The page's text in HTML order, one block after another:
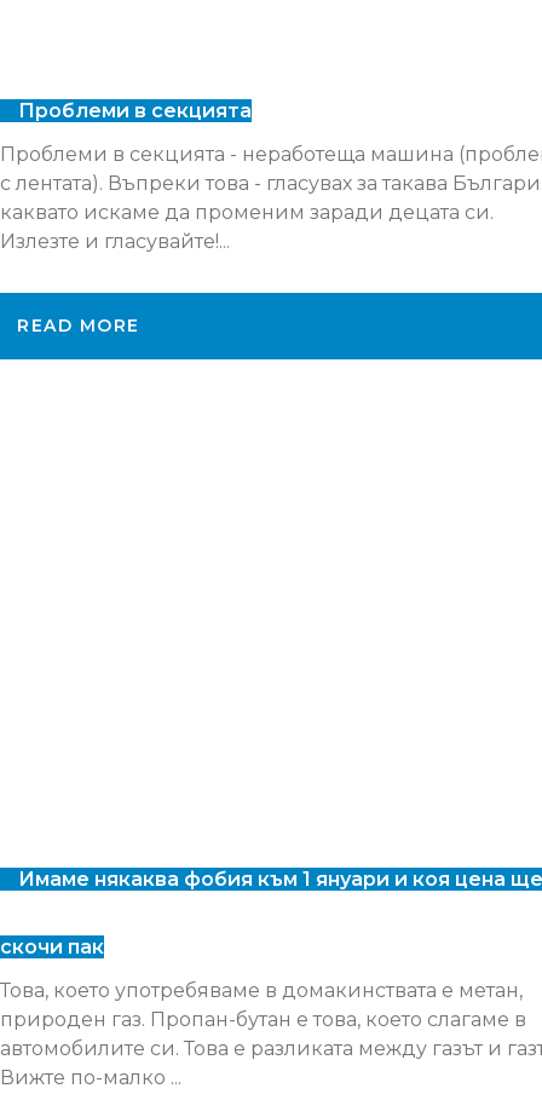
Проблеми в секцията
Проблеми в секцията - неработеща машина
с лентата). Въпреки това - гласувах за такава
каквато искаме да променим заради децата си.
Излезте и гласувайте!...
READ MORE
Имаме някаква фобия към 1 януари и коя цена ще
скочи пак
Това, което употребяваме в домакинствата е метан,
природен газ. Пропан-бутан е това, което слагаме в
автомобилите си. Това е разликата между газът и
Вижте по-малко ...